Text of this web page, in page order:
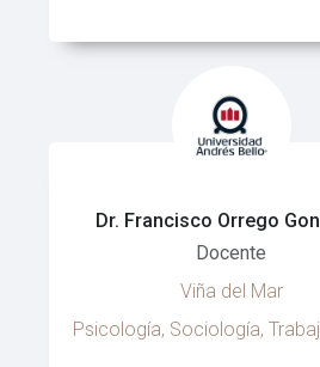
Dr. Francisco Orrego
Docente
Viña del Mar
Psicología, Sociología,